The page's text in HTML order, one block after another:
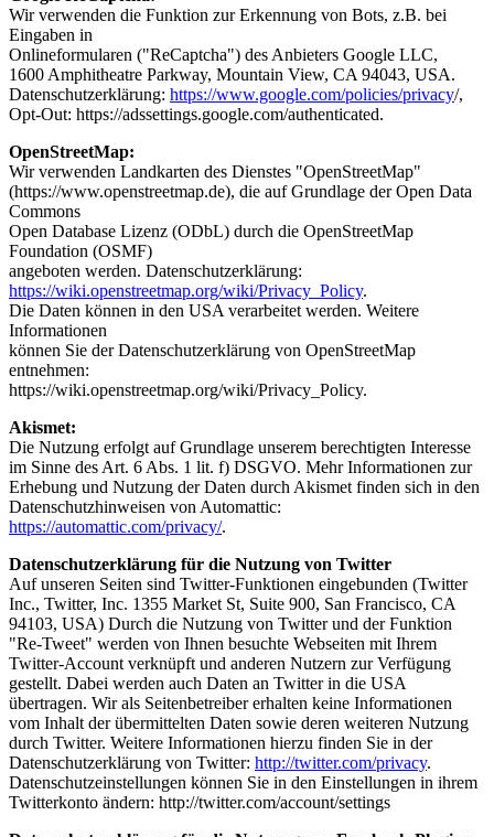
Wir verwenden die Funktion zur Erkennung von Bots, z.B. bei
Eingaben in
Onlineformularen ("ReCaptcha") des Anbieters Google LLC,
1600 Amphitheatre Parkway, Mountain View, CA 94043, USA.
Datenschutzerklärung: https://www.google.com/policies/privacy/,
Opt-Out: https://adssettings.google.com/authenticated.
OpenStreetMap:
Wir verwenden Landkarten des Dienstes "OpenStreetMap"
(https://www.openstreetmap.de), die auf Grundlage der Open Data
Commons
Open Database Lizenz (ODbL) durch die OpenStreetMap
Foundation (OSMF)
angeboten werden. Datenschutzerklärung:
https://wiki.openstreetmap.org/wiki/Privacy_Policy.
Die Daten können in den USA verarbeitet werden. Weitere
Informationen
können Sie der Datenschutzerklärung von OpenStreetMap
entnehmen:
https://wiki.openstreetmap.org/wiki/Privacy_Policy.
Akismet:
Die Nutzung erfolgt auf Grundlage unserem berechtigten Interesse
im Sinne des Art. 6 Abs. 1 lit. f) DSGVO. Mehr Informationen zur
Erhebung und Nutzung der Daten durch Akismet finden sich in den
Datenschutzhinweisen von Automattic:
https://automattic.com/privacy/.
Datenschutzerklärung für die Nutzung von Twitter
Auf unseren Seiten sind Twitter-Funktionen eingebunden (Twitter
Inc., Twitter, Inc. 1355 Market St, Suite 900, San Francisco, CA
94103, USA) Durch die Nutzung von Twitter und der Funktion
"Re-Tweet" werden von Ihnen besuchte Webseiten mit Ihrem
Twitter-Account verknüpft und anderen Nutzern zur Verfügung
gestellt. Dabei werden auch Daten an Twitter in die USA
übertragen. Wir als Seitenbetreiber erhalten keine Informationen
vom Inhalt der übermittelten Daten sowie deren weiteren Nutzung
durch Twitter. Weitere Informationen hierzu finden Sie in der
Datenschutzerklärung von Twitter: http://twitter.com/privacy.
Datenschutzeinstellungen können Sie in den Einstellungen in ihrem
Twitterkonto ändern: http://twitter.com/account/settings